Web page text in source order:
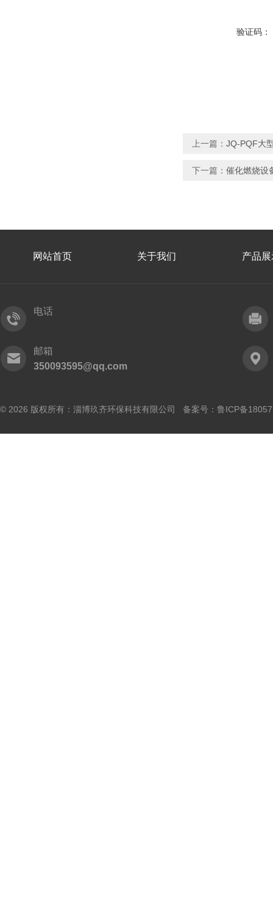
验证码：
上一篇： JQ-PQF大
下一篇： 催化燃烧设
网站首页 关于我们 产品展
电话
邮箱
350093595@qq.com
© 2026 版权所有：淄博玖齐环保科技有限公司 备案号： 鲁ICP备